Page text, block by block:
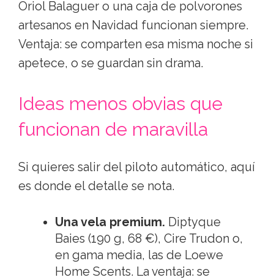
Oriol Balaguer o una caja de polvorones
artesanos en Navidad funcionan siempre.
Ventaja: se comparten esa misma noche si
apetece, o se guardan sin drama.
Ideas menos obvias que
funcionan de maravilla
Si quieres salir del piloto automático, aquí
es donde el detalle se nota.
Una vela premium. Diptyque
Baies (190 g, 68 €), Cire Trudon o,
en gama media, las de Loewe
Home Scents. La ventaja: se